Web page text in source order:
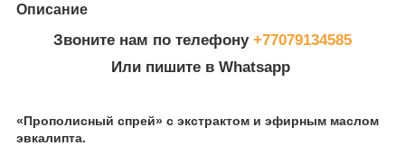
Описание
Звоните нам по телефону +77079134585
Или пишите в Whatsapp
«Прополисный спрей» с экстрактом и эфирным маслом
эвкалипта.